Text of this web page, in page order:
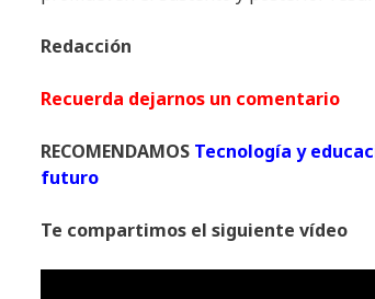
Redacción
Recuerda dejarnos un comentario
RECOMENDAMOS Tecnología y
futuro
Te compartimos el siguiente vídeo